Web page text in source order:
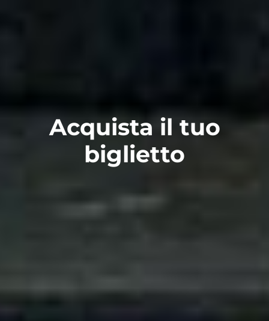
Acquista il tuo
biglietto